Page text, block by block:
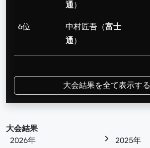
通）
6位 中村匠吾（富士
通）
大会結果を全て表示する
大会結果
2026年
2025年